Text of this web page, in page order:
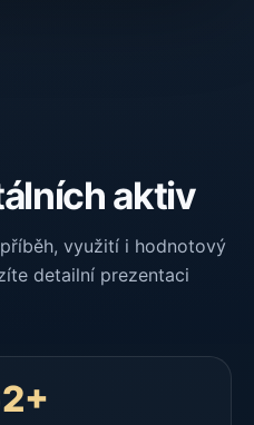
aktiv
využití i hodnotový
detailní prezentaci